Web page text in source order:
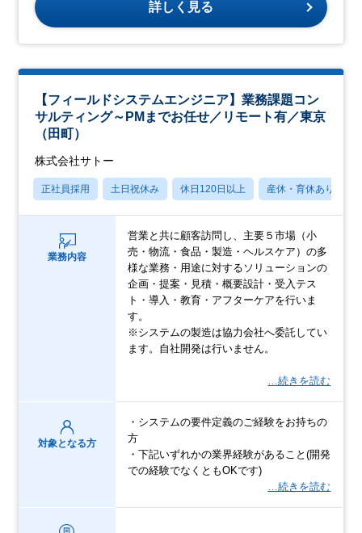
詳しく見る
【フィールドシステムエンジニア】業務課題コン
サルティング～PMまでお任せ／リモート有／東京
（田町）
株式会社サトー
正社員採用 土日祝休み 休日120日以上 産休・育休あり
業務内容
営業と共に顧客訪問し、主要５市場（小
売・物流・食品・製造・ヘルスケア）の多
様な業務・用途に対するソリューションの
企画・提案・見積・概要設計・受入テス
ト・導入・教育・アフターケアを行いま
す。
※システムの製造は協力会社へ委託してい
ます。自社開発は行いません。
…続きを読む
対象となる方
・システムの要件定義のご経験をお持ちの
方
・下記いずれかの業界経験があること(開発
での経験でなくともOKです)
…続きを読む